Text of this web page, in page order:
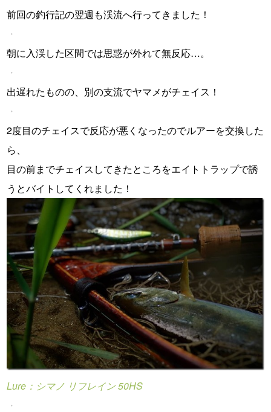
前回の釣行記の翌週も渓流へ行ってきました！
・
朝に入渓した区間では思惑が外れて無反応…。
・
出遅れたものの、別の支流でヤマメがチェイス！
・
2度目のチェイスで反応が悪くなったのでルアーを交換した
ら、
目の前までチェイスしてきたところをエイトトラップで誘
うとバイトしてくれました！
Lure：シマノ リフレイン 50HS
・